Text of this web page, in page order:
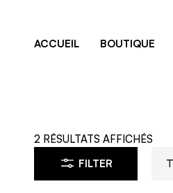
ACCUEIL BOUTIQUE
2 RÉSULTATS AFFICHÉS
FILTER